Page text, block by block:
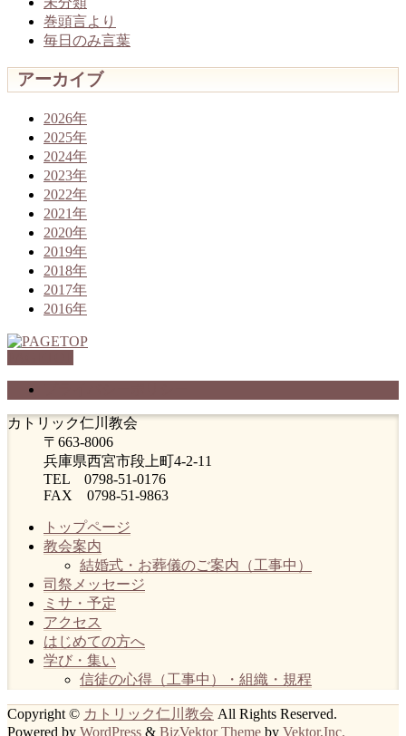
巻頭言より
毎日のみ言葉
アーカイブ
2026年
2025年
2024年
2023年
2022年
2021年
2020年
2019年
2018年
2017年
2016年
カトリック仁川教会
〒663-8006
兵庫県西宮市段上町4-2-11
TEL 0798-51-0176
FAX 0798-51-9863
トップページ
教会案内
結婚式・お葬儀のご案内（工事中）
司祭メッセージ
ミサ・予定
アクセス
はじめての方へ
学び・集い
信徒の心得（工事中）・組織・規程
Copyright © カトリック仁川教会 All Rights Reserved.
Powered by WordPress & BizVektor Theme by Vektor,Inc.